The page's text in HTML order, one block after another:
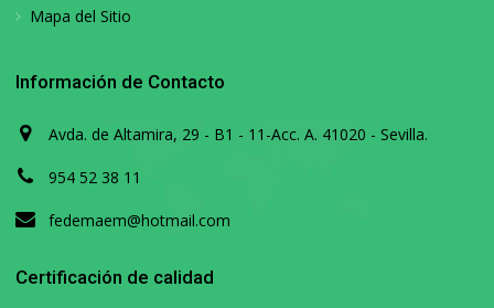
Mapa del Sitio
Información de Contacto
Avda. de Altamira, 29 - B1 - 11-Acc. A. 41020 - Sevilla.
954 52 38 11
fedemaem@hotmail.com
Certificación de calidad